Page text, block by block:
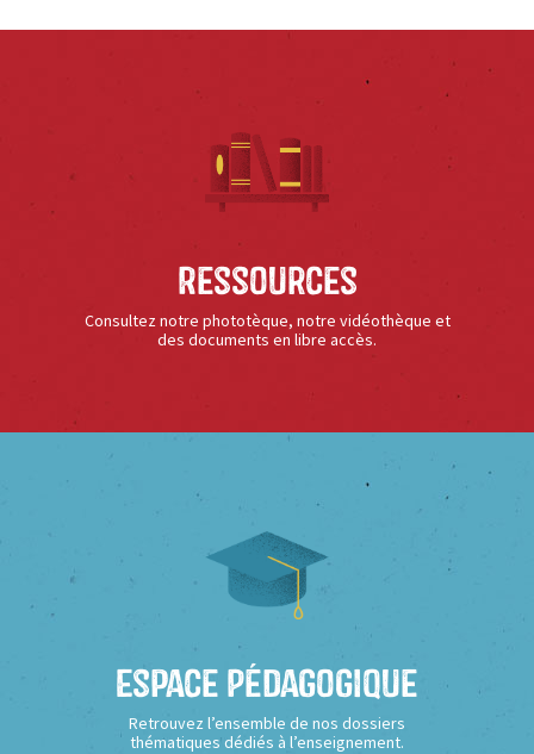
Ressources
Consultez notre phototèque, notre vidéothèque et
des documents en libre accès.
Espace Pédagogique
Retrouvez l’ensemble de nos dossiers
thématiques dédiés à l’enseignement.